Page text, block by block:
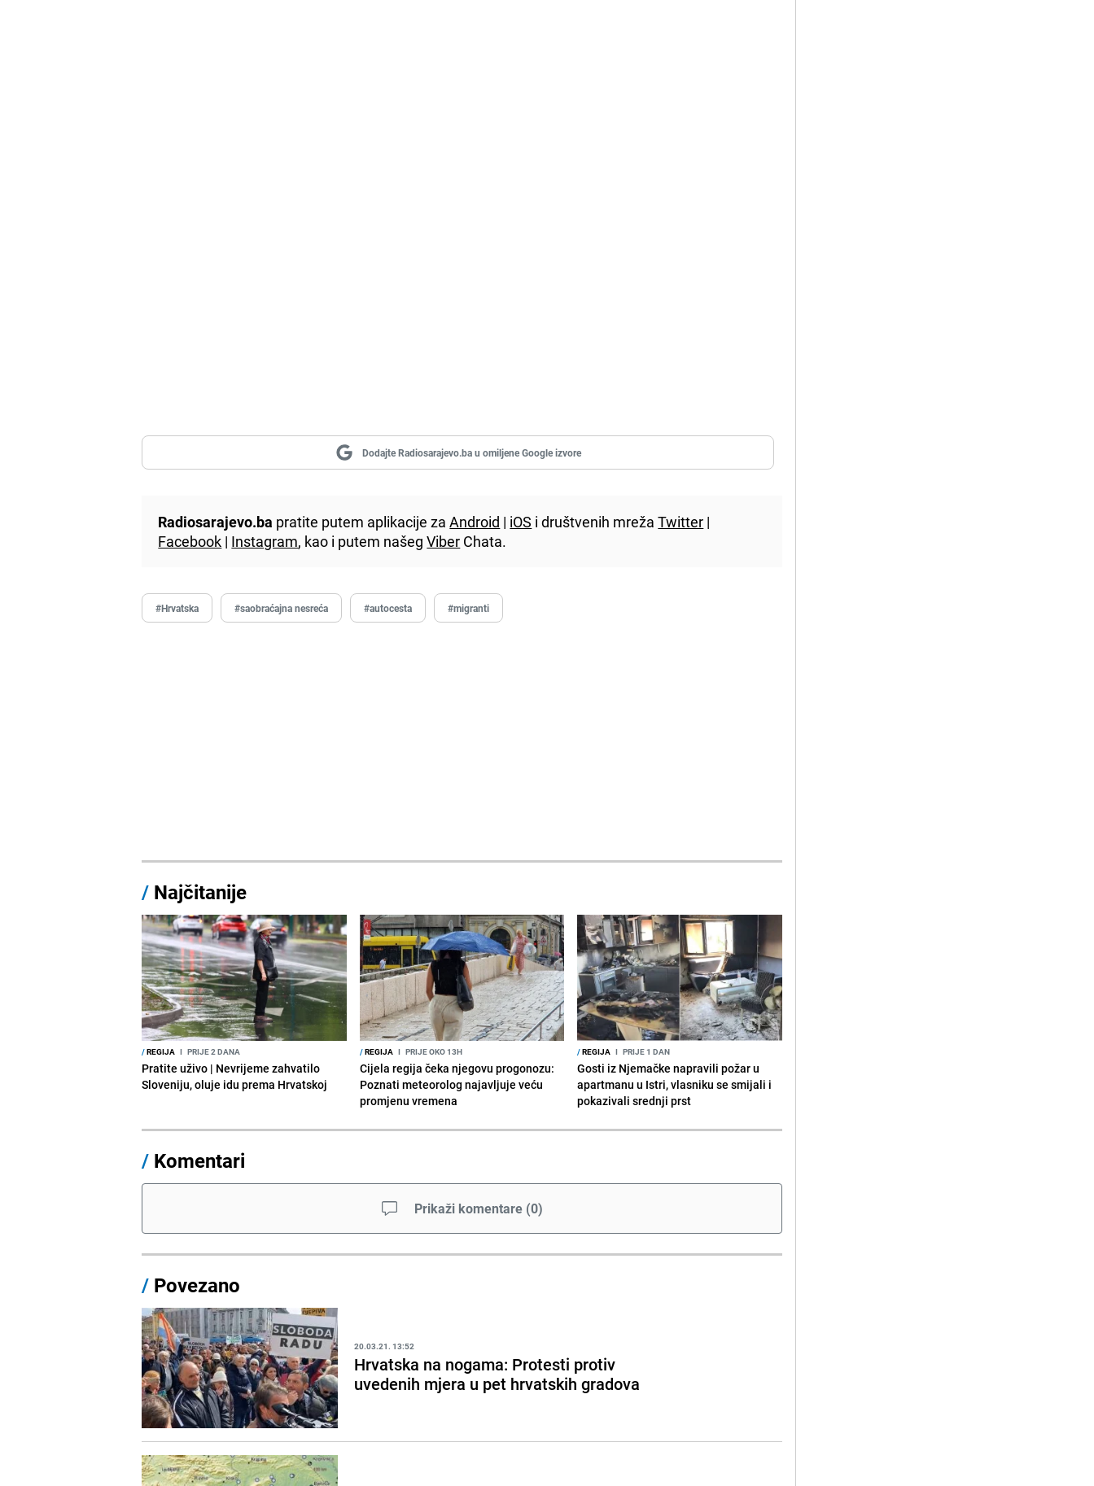
Dodajte Radiosarajevo.ba u omiljene Google izvore
Radiosarajevo.ba pratite putem aplikacije zaAndroid | iOS i društvenih mrežaTwitter |
Facebook | Instagram, kao i putem našegViber Chata.
#Hrvatska #saobraćajna nesreća #autocesta #migranti
/ Najčitanije
/REGIJA I PRIJE 2 DANA
Pratite uživo | Nevrijeme zahvatilo
Sloveniju, oluje idu prema Hrvatskoj
/REGIJA I PRIJE OKO 13H
Cijela regija čeka njegovu progonozu:
Poznati meteorolog najavljuje veću
promjenu vremena
/REGIJA I PRIJE 1 DAN
Gosti iz Njemačke napravili požar u
apartmanu u Istri, vlasniku se smijali i
pokazivali srednji prst
/ Komentari
Prikaži komentare (0)
/ Povezano
20.03.21. 13:52
Hrvatska na nogama: Protesti protiv
uvedenih mjera u pet hrvatskih gradova